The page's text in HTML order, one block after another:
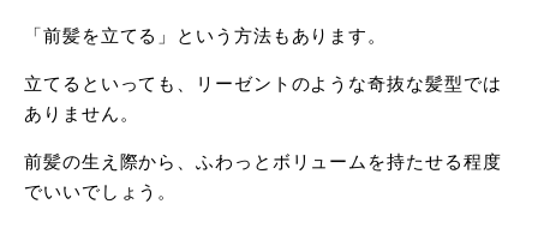
「前髪を立てる」という方法もあります。
立てるといっても、リーゼントのような奇抜な髪型では
ありません。
前髪の生え際から、ふわっとボリュームを持たせる程度
でいいでしょう。